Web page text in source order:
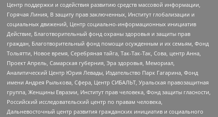
Центр поддержки и содействия развитию средств массовой информации,
Горячая Линия, В защиту прав заключенных, Институт глобализации и
социальных движений, Центр социально-информационных инициатив
Действие, Благотворительный фонд охраны здоровья и защиты прав
граждан, Благотворительный фонд помощи осужденным и их семьям, Фонд
Тольятти, Новое время, Серебряная тайга, Так-Так-Так, Сова, центр Анна,
Проект Апрель, Самарская губерния, Эра здоровья, Мемориал,
Аналитический Центр Юрия Левады, Издательство Парк Гагарина, Фонд
имени Андрея Рылькова, Сфера, Центр СИБАЛЬТ, Уральская правозащитная
группа, Женщины Евразии, Институт прав человека, Фонд защиты гласности,
Российский исследовательский центр по правам человека,
Дальневосточный центр развития гражданских инициатив и социального